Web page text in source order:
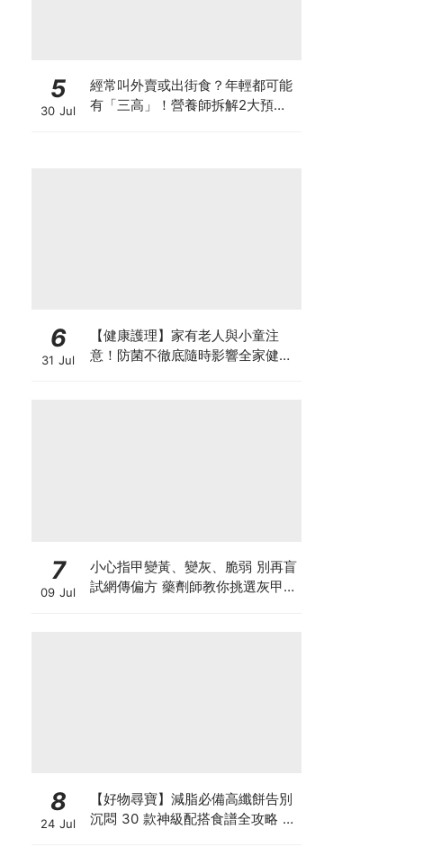
5
30 Jul
經常叫外賣或出街食？年輕都可能
有「三高」！營養師拆解2大預防
6
31 Jul
【健康護理】家有老人與小童注
意！防菌不徹底隨時影響全家健康
7
09 Jul
小心指甲變黃、變灰、脆弱 別再盲
試網傳偏方 藥劑師教你挑選灰甲產
8
24 Jul
【好物尋寶】減脂必備高纖餅告別
沉悶 30 款神級配搭食譜全攻略 日